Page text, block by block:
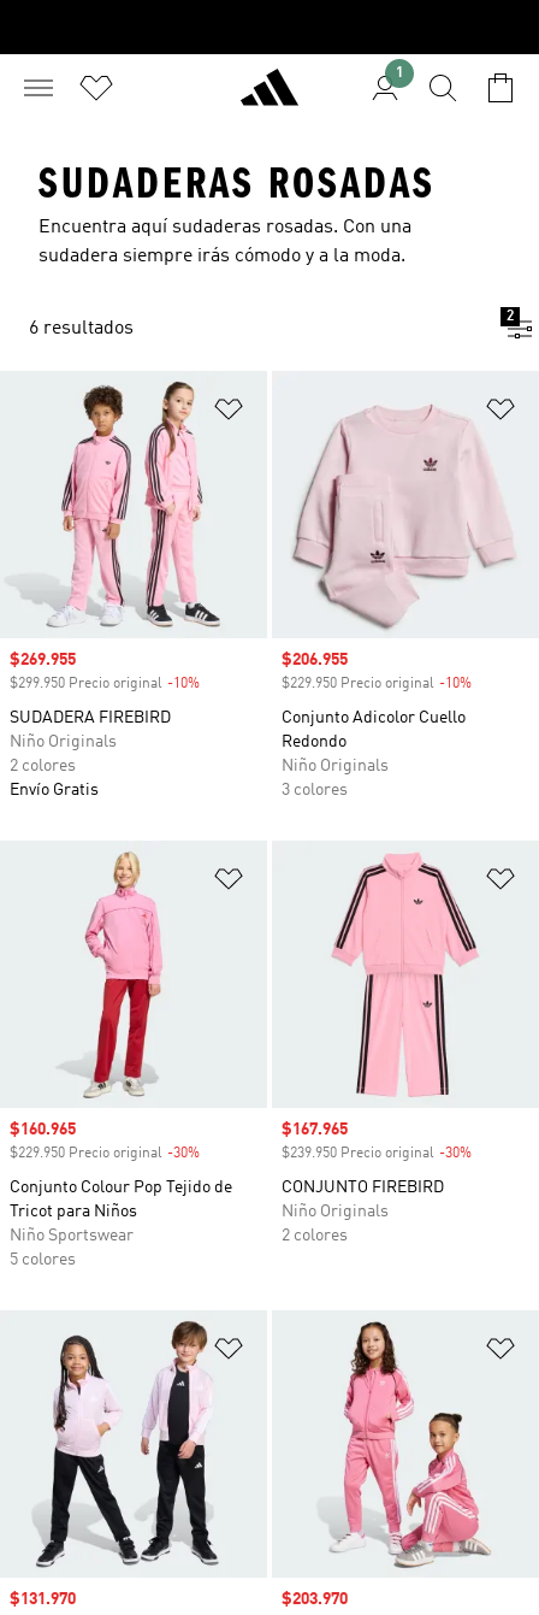
1
SUDADERAS ROSADAS
Encuentra aquí sudaderas rosadas. Con una
sudadera siempre irás cómodo y a la moda.
6 resultados
2
Añadir a la lista de deseos
Precio de venta
$269.955
$299.950 Precio original -10%
SUDADERA FIREBIRD
Niño Originals
2 colores
Envío Gratis
Precio de venta
$206.955
$229.950 Precio original -10%
Conjunto Adicolor Cuello
Redondo
Niño Originals
3 colores
Añadir a la lista de deseos
Precio de venta
$160.965
$229.950 Precio original -30%
Conjunto Colour Pop Tejido de
Tricot para Niños
Niño Sportswear
5 colores
Precio de venta
$167.965
$239.950 Precio original -30%
CONJUNTO FIREBIRD
Niño Originals
2 colores
Añadir a la lista de deseos
Precio de venta
$131.970 Precio de venta
$203.970